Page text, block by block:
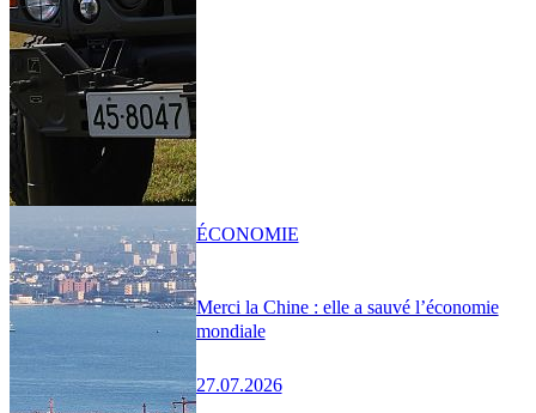
Merci la Chine : elle a sauvé l’économie
mondiale
27.07.2026
ÉCONOMIE